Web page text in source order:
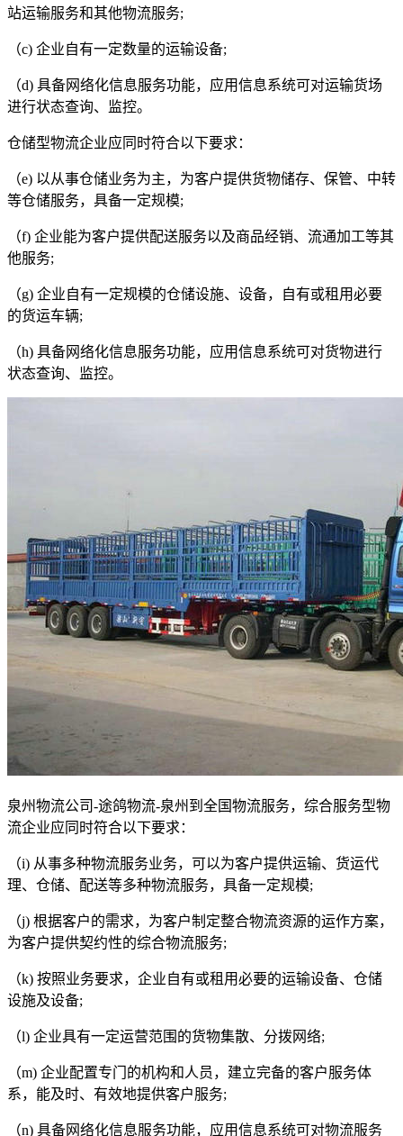
站运输服务和其他物流服务;
（c) 企业自有一定数量的运输设备;
（d) 具备网络化信息服务功能，应用信息系统可对运输货场
进行状态查询、监控。
仓储型物流企业应同时符合以下要求：
（e) 以从事仓储业务为主，为客户提供货物储存、保管、中转
等仓储服务，具备一定规模;
（f) 企业能为客户提供配送服务以及商品经销、流通加工等其
他服务;
（g) 企业自有一定规模的仓储设施、设备，自有或租用必要
的货运车辆;
（h) 具备网络化信息服务功能，应用信息系统可对货物进行
状态查询、监控。
泉州物流公司-途鸽物流-泉州到全国物流服务，综合服务型物
流企业应同时符合以下要求：
（i) 从事多种物流服务业务，可以为客户提供运输、货运代
理、仓储、配送等多种物流服务，具备一定规模;
（j) 根据客户的需求，为客户制定整合物流资源的运作方案，
为客户提供契约性的综合物流服务;
（k) 按照业务要求，企业自有或租用必要的运输设备、仓储
设施及设备;
（l) 企业具有一定运营范围的货物集散、分拨网络;
（m) 企业配置专门的机构和人员，建立完备的客户服务体
系，能及时、有效地提供客户服务;
（n) 具备网络化信息服务功能，应用信息系统可对物流服务